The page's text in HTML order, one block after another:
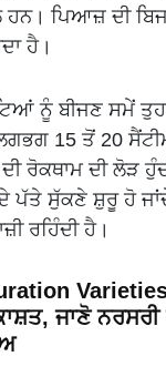
ਪਿਆਜ਼ ਦੀ
ਹੈ।
ਨੂੰ ਬੀਜਣ ਸਮੇਂ
15 ਤੋਂ 20
ਰੋਕਥਾਮ ਦੀ ਲੋੜ
ਸੁੱਕਣੇ ਸ਼ੁਰੂ ਹੋ
ਰਹਿੰਦੀ ਹੈ।
ਜਾਣੋ